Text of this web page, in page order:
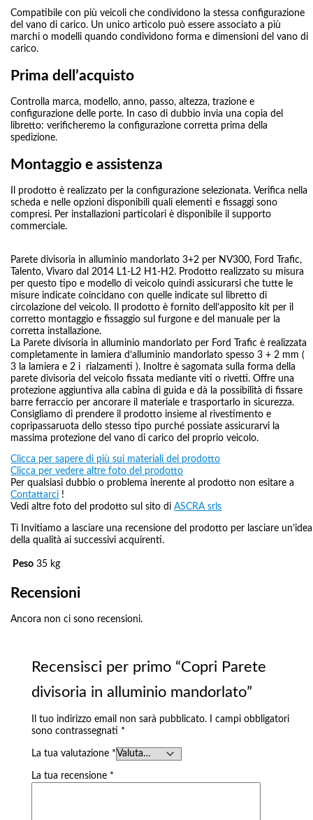
dal 2000 al 2014
4782(PASSO 3098) ALT 1971 H1,RENAULT TRAFIC L1-H1 dal 2015
LUNGHEZZA 4999/5080 PASSO (3098) L1 H1,RENAULT TRAFIC L1-
H2 dal 2000 LUNGHEZZA L1 4782(PASSO 3098) ALT 2493 H2,
RENAULT TRAFIC L1-H2 dal 2015 LUNGHEZZA 4999/5080
LUNGHEZZA 5182(PASSO 3498) ALT 1971 H1
H1,RENAULT TRAFIC L2-H2 dal 2000 LUNGHEZZA 5182 L2(PASSO
3498) ALT 2493 H2 ,RENAULT TRAFIC L2-H2 dal 2015 LUNGHEZZA
5399/5480 L2 (PASSO 3498) ALT 2493 H2
Compatibile con più veicoli che condividono la stessa configurazione
del vano di carico. Un unico articolo può essere associato a più
marchi o modelli quando condividono forma e dimensioni del vano di
carico.
Prima dell’acquisto
Controlla marca, modello, anno, passo, altezza, trazione e
configurazione delle porte. In caso di dubbio invia una copia del
libretto: verificheremo la configurazione corretta prima della
spedizione.
Montaggio e assistenza
Il prodotto è realizzato per la configurazione selezionata. Verifica nella
scheda e nelle opzioni disponibili quali elementi e fissaggi sono
compresi. Per installazioni particolari è disponibile il supporto
commerciale.
Parete divisoria in alluminio mandorlato 3+2 per NV300, Ford Trafic,
Talento, Vivaro dal 2014 L1-L2 H1-H2. Prodotto realizzato su misura
per questo tipo e modello di veicolo quindi assicurarsi che tutte le
misure indicate coincidano con quelle indicate sul libretto di
circolazione del veicolo. Il prodotto è fornito dell’apposito kit per il
corretto montaggio e fissaggio sul furgone e del manuale per la
corretta installazione.
La Parete divisoria in alluminio mandorlato per Ford Trafic è realizzata
completamente in lamiera d’alluminio mandorlato spesso 3 + 2 mm (
3 la lamiera e 2 i rialzamenti ). Inoltre è sagomata sulla forma della
parete divisoria del veicolo fissata mediante viti o rivetti. Offre una
protezione aggiuntiva alla cabina di guida e dà la possibilità di fissare
barre ferraccio per ancorare il materiale e trasportarlo in sicurezza.
Consigliamo di prendere il prodotto insieme al rivestimento e
copripassaruota dello stesso tipo purché possiate assicurarvi la
massima protezione del vano di carico del proprio veicolo.
Clicca per sapere di più sui materiali del prodotto
Clicca per vedere altre foto del prodotto
Per qualsiasi dubbio o problema inerente al prodotto non esitare a
Contattarci !
Vedi altre foto del prodotto sul sito diASCRA srls
Ti Invitiamo a lasciare una recensione del prodotto per lasciare un’idea
della qualità ai successivi acquirenti.
Peso 35 kg
Recensioni
Ancora non ci sono recensioni.
Recensisci per primo “Copri Parete
divisoria in alluminio mandorlato”
Il tuo indirizzo email non sarà pubblicato.
I campi obbligatori
sono contrassegnati *
La tua valutazione *
La tua recensione *